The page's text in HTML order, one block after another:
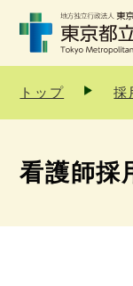
トップ 採
看護師採